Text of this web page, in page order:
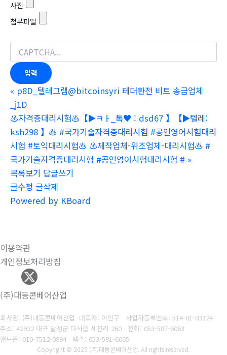
사진
첨부파일
« p8D_텔레그램@bitcoinsyri 테더환전 비트 송금업체
_j1D
♨️자격증대리시험♨️【▶ㅋㅏ_톡♥ : dsd67 】【▶텔레:
ksh298 】♨️ #국가기술자격증대리시험 #공인영어시험대리
시험 #토익대리시험♨️ ♨️제작업체-위조업체-대리시험♨️ #
국가기술자격증대리시험 #공인영어시험대리시험 # »
목록보기 답글쓰기
글수정 글삭제
Powered by KBoard
이용약관
개인정보처리방침
(주)대동콘베어산업
회사명: (주)대동콘베어산업 대표자: 이인구 사업자등록번호: 514-81-83324
주소: 42922 대구 달성군 다사읍 세천리 260 전화: 053-587-6063
핸드폰: 010-7512-0894
팩스: 053-591-6065
Copyright © 2025 (주)대동콘베어산업. All rights reserved.